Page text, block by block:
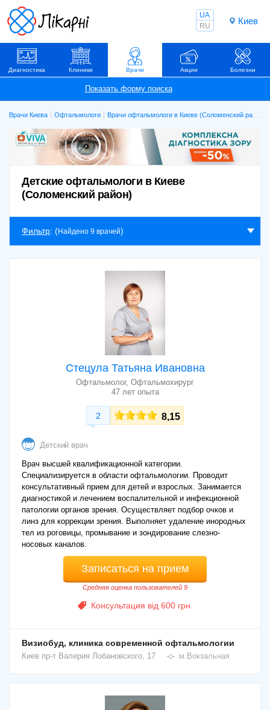
Киев
UA
RU
Диагностика Клиники Врачи Акции Болезни
Врачи Киева Офтальмологи Врачи офтальмологи в Киеве (Соломенский район)
Детские офтальмологи в Киеве
(Соломенский район)
Фильтр: (Найдено 9 врачей)
Стецула Татьяна Ивановна
Офтальмолог, Офтальмохирург
47 лет опыта
2 8,15
Детский врач
Врач высшей квалификационной категории.
Специализируется в области офтальмологии. Проводит
консультативный прием для детей и взрослых. Занимается
диагностикой и лечением воспалительной и инфекционной
патологии органов зрения. Осуществляет подбор очков и
линз для коррекции зрения. Выполняет удаление инородных
тел из роговицы, промывание и зондирование слезно-
носовых каналов.
Записаться на прием
Средняя оценка пользователей 9
Консультация від 600 грн
Визиобуд, клиника современной офтальмологии
Киев пр-т Валерия Лобановского, 17 м.Вокзальная